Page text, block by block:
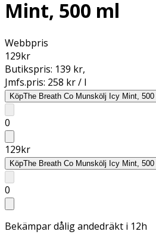
Mint, 500 ml
Webbpris
129kr
Butikspris: 139 kr,
Jmfs.pris: 258 kr / l
KöpThe Breath Co Munskölj Icy Mint, 500
0
129kr
KöpThe Breath Co Munskölj Icy Mint, 500
0
Bekämpar dålig andedräkt i 12h